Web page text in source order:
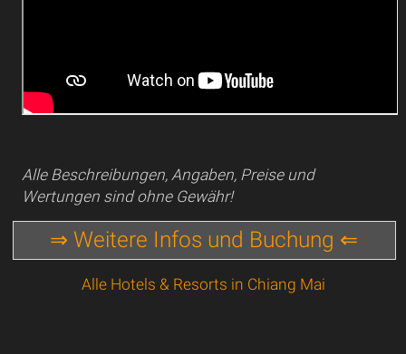
Alle Beschreibungen, Angaben, Preise und
Wertungen sind ohne Gewähr!
⇒ Weitere Infos und Buchung ⇐
Alle Hotels & Resorts in Chiang Mai